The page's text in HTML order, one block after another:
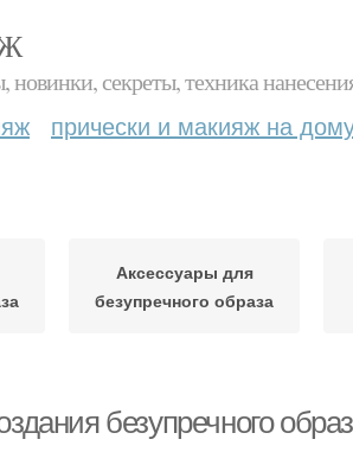
секреты, техника
прически и макияж на
Аксессуары для
безупречного образа
безупречного